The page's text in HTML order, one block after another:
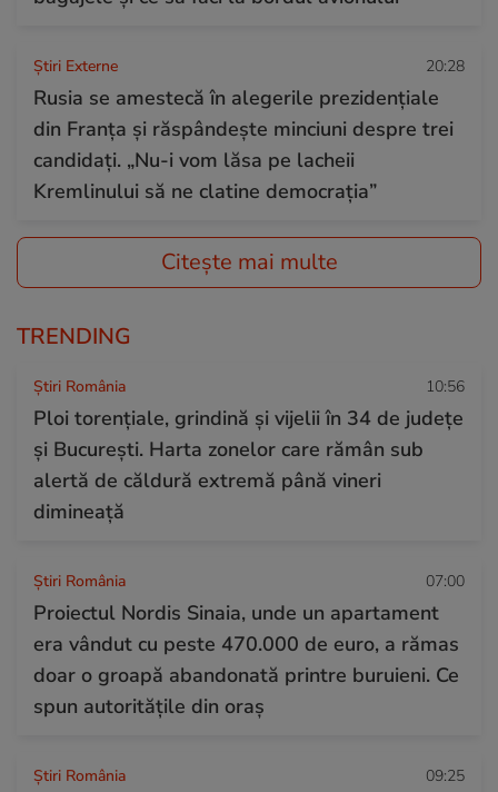
Știri Externe 20:28
Rusia se amestecă în alegerile prezidențiale
din Franța și răspândește minciuni despre trei
candidați. „Nu-i vom lăsa pe lacheii
Kremlinului să ne clatine democrația”
Citește mai multe
TRENDING
Știri România 10:56
Ploi torențiale, grindină și vijelii în 34 de județe
și București. Harta zonelor care rămân sub
alertă de căldură extremă până vineri
dimineață
Știri România 07:00
Proiectul Nordis Sinaia, unde un apartament
era vândut cu peste 470.000 de euro, a rămas
doar o groapă abandonată printre buruieni. Ce
spun autoritățile din oraș
Știri România 09:25